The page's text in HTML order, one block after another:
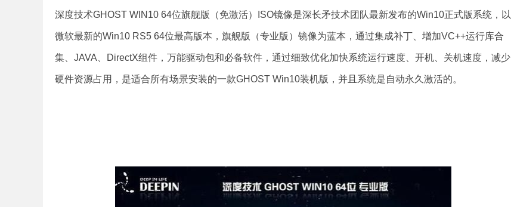
深度技术GHOST WIN10 64位旗舰版（免激活）ISO镜像是深长矛技术团队最新发布的Win10正式版系统，以
微软最新的Win10 RS5 64位最高版本，旗舰版（专业版）镜像为蓝本，通过集成补丁、增加VC++运行库合
集、JAVA、DirectX组件，万能驱动包和必备软件，通过细致优化加快系统运行速度、开机、关机速度，减少
硬件资源占用，是适合所有场景安装的一款GHOST Win10装机版，并且系统是自动永久激活的。